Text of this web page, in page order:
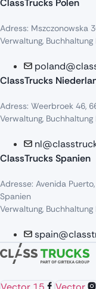
ClassTrucks Polen
Adress: Mszczonowska
Verwaltung, Buchhaltung
ClassTrucks
Adress: Weerbroek 46,
Verwaltung, Buchhaltung
ClassTrucks Spanien
Adresse: Avenida Puerto,
Spanien
Verwaltung, Buchhaltung